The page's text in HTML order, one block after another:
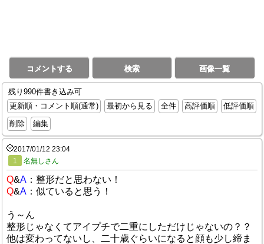
コメントする 検索 画像一覧
残り990件書き込み可
更新順・コメント順(通常)
最初から見る 全件 高評価順
低評価順
削除
編集
2017/01/12 23:04
1
名無しさん
Q&A ：整形だと思わない！
Q&A ：似ていると思う！
う～ん
整形じゃなくてアイプチで二重にしただけじゃないの？？
他は変わってないし、二十歳ぐらいになると顔も少し締ま